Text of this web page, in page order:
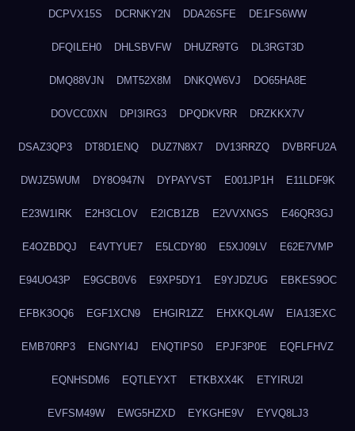
DCPVX15S DCRNKY2N DDA26SFE DE1FS6WW
DFQILEH0 DHLSBVFW DHUZR9TG DL3RGT3D
DMQ88VJN DMT52X8M DNKQW6VJ DO65HA8E
DOVCC0XN DPI3IRG3 DPQDKVRR DRZKKX7V
DSAZ3QP3 DT8D1ENQ DUZ7N8X7 DV13RRZQ DVBRFU2A
DWJZ5WUM DY8O947N DYPAYVST E001JP1H E11LDF9K
E23W1IRK E2H3CLOV E2ICB1ZB E2VVXNGS E46QR3GJ
E4OZBDQJ E4VTYUE7 E5LCDY80 E5XJ09LV E62E7VMP
E94UO43P E9GCB0V6 E9XP5DY1 E9YJDZUG EBKES9OC
EFBK3OQ6 EGF1XCN9 EHGIR1ZZ EHXKQL4W EIA13EXC
EMB70RP3 ENGNYI4J ENQTIPS0 EPJF3P0E EQFLFHVZ
EQNHSDM6 EQTLEYXT ETKBXX4K ETYIRU2I
EVFSM49W EWG5HZXD EYKGHE9V EYVQ8LJ3